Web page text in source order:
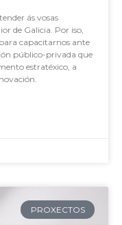
ás vosas
de Galicia. Por iso,
capacitarnos ante
público-privada que
estratéxico, a
PROXECTOS